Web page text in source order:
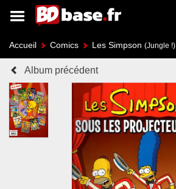
Accueil Comics Les Simpson (Jungle !)
Album précédent